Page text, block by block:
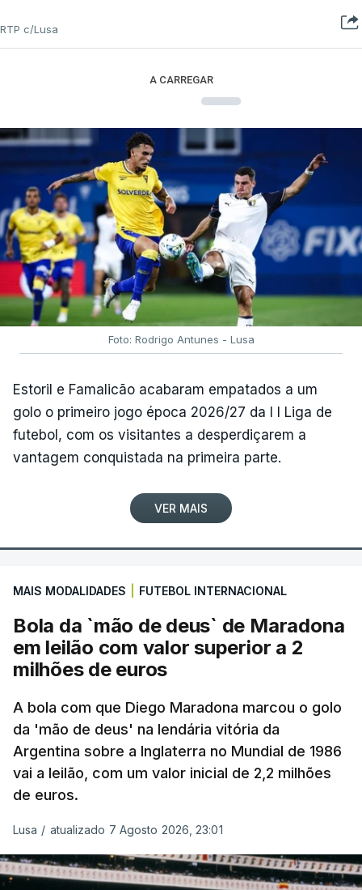
RTP c/Lusa
A CARREGAR
Foto: Rodrigo Antunes - Lusa
Estoril e Famalicão acabaram empatados a um
golo o primeiro jogo época 2026/27 da I I Liga de
futebol, com os visitantes a desperdiçarem a
vantagem conquistada na primeira parte.
VER MAIS
MAIS MODALIDADES FUTEBOL INTERNACIONAL
Bola da `mão de deus` de Maradona
em leilão com valor superior a 2
milhões de euros
A bola com que Diego Maradona marcou o golo
da 'mão de deus' na lendária vitória da
Argentina sobre a Inglaterra no Mundial de 1986
vai a leilão, com um valor inicial de 2,2 milhões
de euros.
Lusa / atualizado 7 Agosto 2026, 23:01